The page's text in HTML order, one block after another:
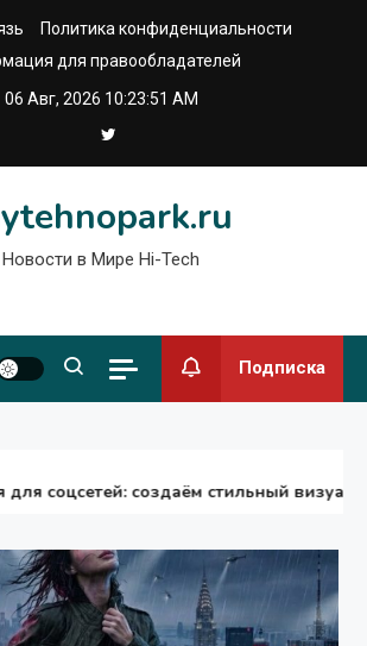
Политика конфиденциальности
для правообладателей
06 Авг, 2026 10:23:53 AM
Новости в Мире Hi-Tech
Подписка
соцсетей: создаём стильный визуал